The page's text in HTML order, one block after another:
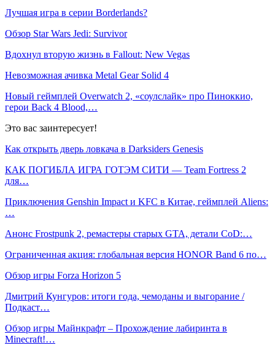
Лучшая игра в серии Borderlands?
Обзор Star Wars Jedi: Survivor
Вдохнул вторую жизнь в Fallout: New Vegas
Невозможная ачивка Metal Gear Solid 4
Новый геймплей Overwatch 2, «соулслайк» про Пиноккио,
герои Back 4 Blood,…
Это вас заинтересует!
Как открыть дверь ловкача в Darksiders Genesis
КАК ПОГИБЛА ИГРА ГОТЭМ СИТИ — Team Fortress 2
для…
Приключения Genshin Impact и KFC в Китае, геймплей Aliens:
…
Анонс Frostpunk 2, ремастеры старых GTA, детали CoD:…
Ограниченная акция: глобальная версия HONOR Band 6 по…
Обзор игры Forza Horizon 5
Дмитрий Кунгуров: итоги года, чемоданы и выгорание /
Подкаст…
Обзор игры Майнкрафт – Прохождение лабиринта в
Minecraft!…